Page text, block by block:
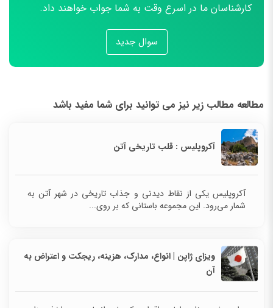
کارشناسان ما در اسرع وقت به شما جواب خواهند داد.
سوال جدید
مطالعه مطالب زیر نیز می توانید برای شما مفید باشد
آکروپلیس : قلب تاریخی آتن
آکروپلیس یکی از نقاط دیدنی و جذاب تاریخی در شهر آتن به
شمار می‌رود. این مجموعه باستانی که بر روی...
ویزای ژاپن | انواع، مدارک، هزینه‌، ریجکت و اعتراض به
آن